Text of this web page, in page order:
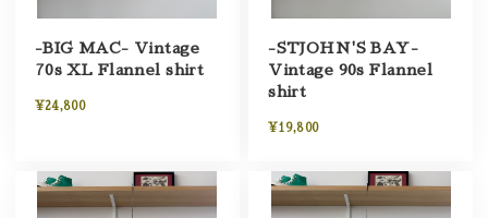
-BIG MAC- Vintage
70s XL Flannel shirt
¥24,800
-STJOHN'S BAY-
Vintage 90s Flannel
shirt
¥19,800